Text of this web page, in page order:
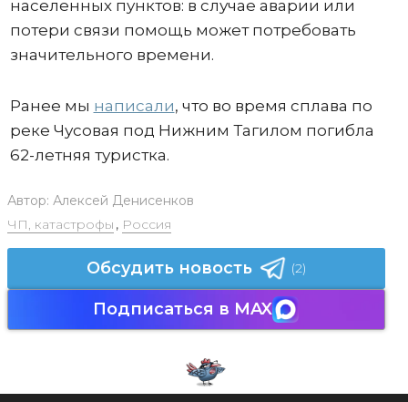
населенных пунктов: в случае аварии или
потери связи помощь может потребовать
значительного времени.
Ранее мы написали, что во время сплава по
реке Чусовая под Нижним Тагилом погибла
62-летняя туристка.
Автор: Алексей Денисенков
ЧП, катастрофы , Россия
Обсудить новость (2)
Подписаться в MAX